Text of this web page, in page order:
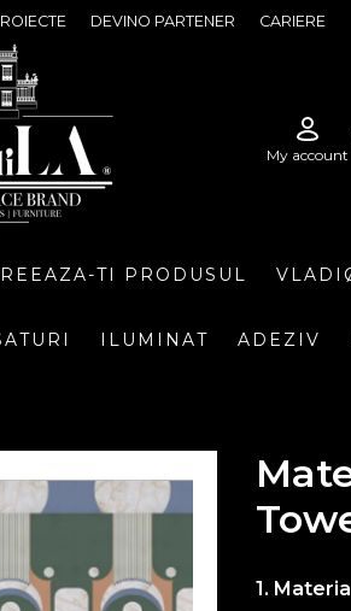
DEVINO PARTENER CARIERE
TI PRODUSUL
ILUMINAT ADEZIV